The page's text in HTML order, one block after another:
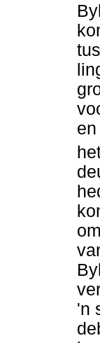
'n